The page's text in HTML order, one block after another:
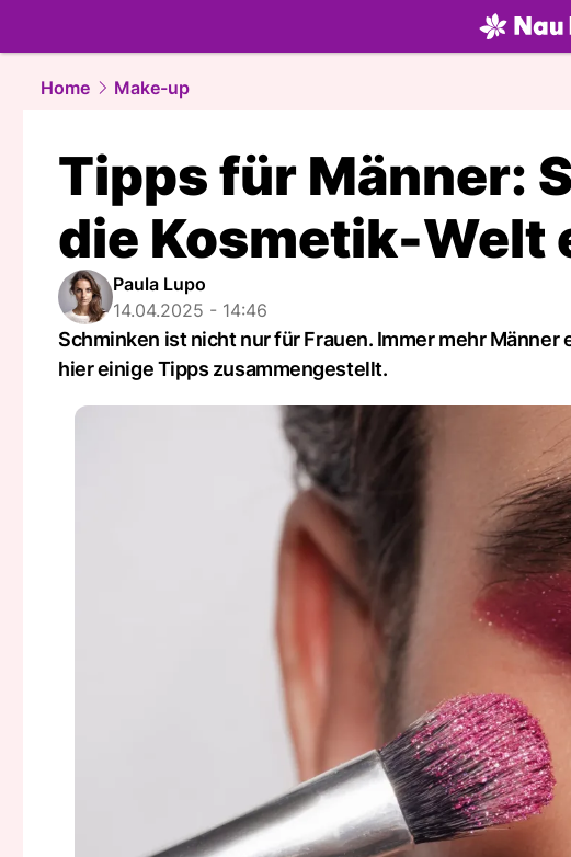
beauty.NAU.ch
Home
Make-up
Tipps für Männer:
die Kosmetik-Welt
Paula Lupo
14.04.2025 - 14:46
Schminken ist nicht nur für Frauen. Immer mehr
hier einige Tipps zusammengestellt.